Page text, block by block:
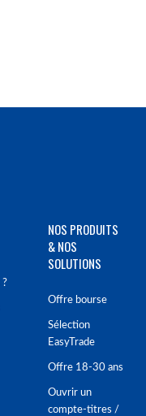
?
NOS PRODUITS
& NOS
SOLUTIONS
Offre bourse
Sélection
EasyTrade
Offre 18-30 ans
Ouvrir un
compte-titres /